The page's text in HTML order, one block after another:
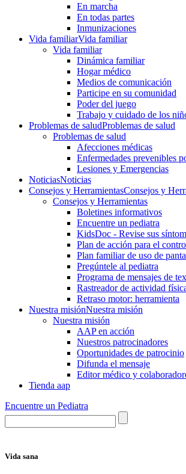
En marcha
En todas partes
Inmunizaciones
Vida familiarVida familiar
Vida familiar
Dinámica familiar
Hogar médico
Medios de comunicación
Participe en su comunidad
Poder del juego
Trabajo y cuidado de los
Problemas de saludProblemas de salud
Problemas de salud
Afecciones médicas
Enfermedades prevenibles
Lesiones y Emergencias
NoticiasNoticias
Consejos y HerramientasConsejos y
Consejos y Herramientas
Boletines informativos
Encuentre un pediatra
KidsDoc - Revise sus
Plan de acción para el
Plan familiar de uso de
Pregúntele al pediatra
Programa de mensajes de
Rastre​​ador de activida​d
Retraso motor: herramienta
Nuestra misiónNuestra misión
Nuestra misión
AAP en acción
Nuestros patrocinadores
Oportunidades de patrocinio
Difunda el mensaje
Editor médico y
Tienda aap
Encuentre un Pediatra
Vida sana